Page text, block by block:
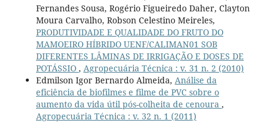
Fernandes Sousa, Rogério Figueiredo Daher, Clayton
Moura Carvalho, Robson Celestino Meireles,
PRODUTIVIDADE E QUALIDADE DO FRUTO DO
MAMOEIRO HÍBRIDO UENF/CALIMAN01 SOB
DIFERENTES LÂMINAS DE IRRIGAÇÃO E DOSES DE
POTÁSSIO , Agropecuária Técnica : v. 31 n. 2 (2010)
Edmilson Igor Bernardo Almeida, Análise da
eficiência de biofilmes e filme de PVC sobre o
aumento da vida útil pós-colheita de cenoura ,
Agropecuária Técnica : v. 32 n. 1 (2011)